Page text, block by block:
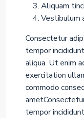
Aliquam
Vestibulum
Consectetur
tempor
aliqua. Ut enim
exercitation
commodo
tempor